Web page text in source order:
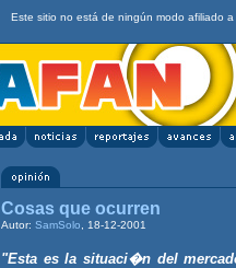
Este sitio no está de ningún modo afiliado a
Cosas que ocurren
Autor: SamSolo , 18-12-2001
"Esta es la situaci�n del